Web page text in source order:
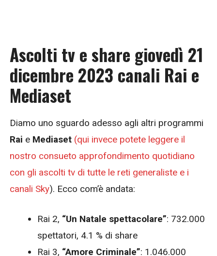
Ascolti tv e share giovedì 21
dicembre 2023 canali Rai e
Mediaset
Diamo uno sguardo adesso agli altri programmi
Rai e Mediaset (qui invece potete leggere il
nostro consueto approfondimento quotidiano
con gli ascolti tv di tutte le reti generaliste e i
canali Sky). Ecco com’è andata:
Rai 2, “Un Natale spettacolare”: 732.000
spettatori, 4.1 % di share
Rai 3, “Amore Criminale”: 1.046.000